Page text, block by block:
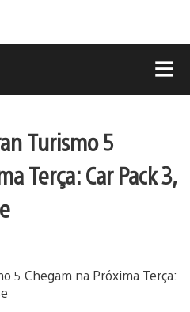
Turismo 5
Terça: Car Pack 3,